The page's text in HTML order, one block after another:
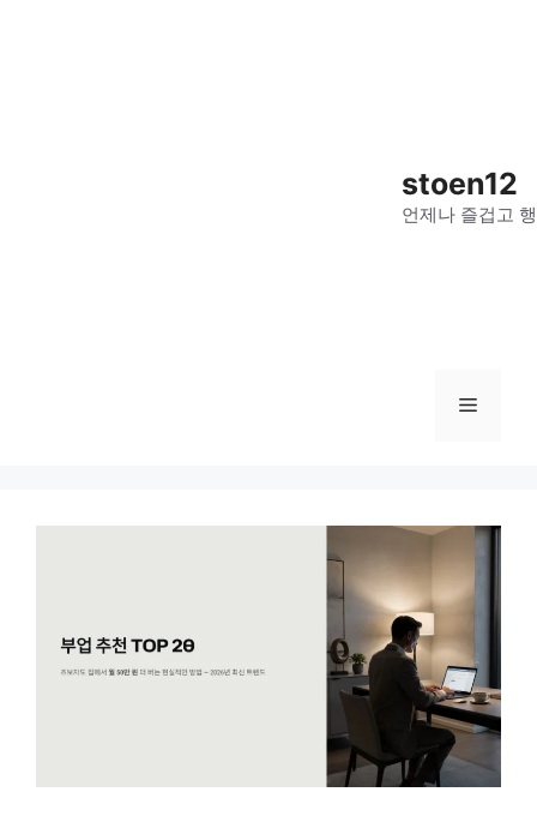
stoen12
언제나 즐겁고
메